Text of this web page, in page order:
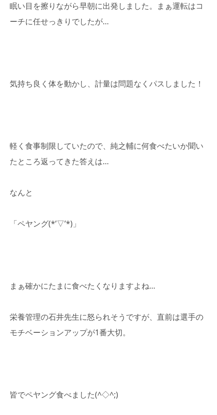
眠い目を擦りながら早朝に出発しました。まぁ運転はコ
ーチに任せっきりでしたが…
気持ち良く体を動かし、計量は問題なくパスしました！
軽く食事制限していたので、純之輔に何食べたいか聞い
たところ返ってきた答えは…
なんと
「ペヤング(*’▽’*)」
まぁ確かにたまに食べたくなりますよね…
栄養管理の石井先生に怒られそうですが、直前は選手の
モチベーションアップが1番大切。
皆でペヤング食べました(^◇^;)